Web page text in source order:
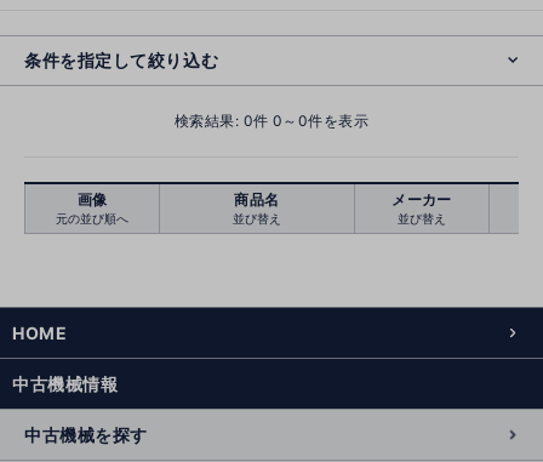
条件を指定して絞り込む
検索結果: 0件 0～0件を表示
画像
元の並び順へ
商品名
並び替え
メーカー
並び替え
HOME
中古機械情報
中古機械を探す